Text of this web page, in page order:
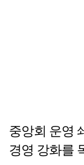
중앙회 운영
경영 강화를